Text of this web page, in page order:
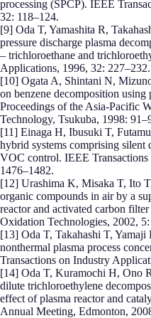
processing (SPCP). IEEE
32: 118–124.
[9] Oda T, Yamashita R,
pressure discharge plasma
– trichloroethane and
Applications, 1996, 32: 227–232.
[10] Ogata A, Shintani N,
on benzene decomposition using
Proceedings of the Asia-Pacific
Technology, Tsukuba, 1998:
[11] Einaga H, Ibusuki T,
hybrid systems comprising silent
VOC control. IEEE
1476–1482.
[12] Urashima K, Misaka T, Ito
organic compounds in air by a
reactor and activated carbon
Oxidation Technologies, 2002,
[13] Oda T, Takahashi T,
nonthermal plasma process
Transactions on Industry
[14] Oda T, Kuramochi H, Ono
dilute trichloroethylene
effect of plasma reactor and
Annual Meeting, Edmonton,